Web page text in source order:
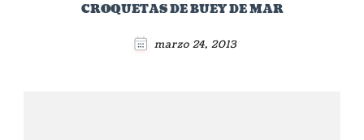
CROQUETAS DE BUEY DE MAR
marzo 24, 2013